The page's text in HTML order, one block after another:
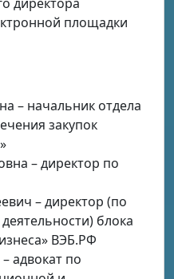
площадки
– начальник отдела
закупок
– директор по
– директор (по
блока
ВЭБ.РФ
адвокат по